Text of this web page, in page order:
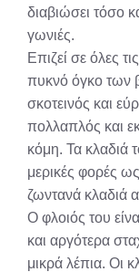
διαβιώσει τόσο
γωνιές.
Επιζεί σε όλες
πυκνό όγκο των
σκοτεινός και
πολλαπλός και
κόμη. Τα κλαδιά
μερικές φορές
ζωντανά κλαδιά
Ο φλοιός του
και αργότερα
μικρά λέπια. Οι